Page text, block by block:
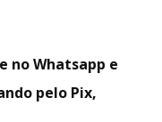
no Whatsapp e
pelo Pix,